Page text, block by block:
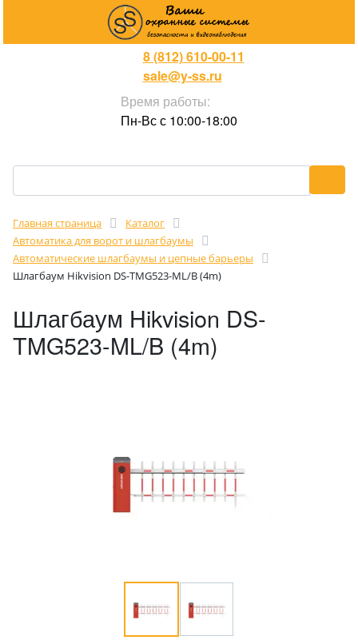
8 (812) 610-00-11
sale@y-ss.ru
Время работы:
Пн-Вс с 10:00-18:00
Главная страница
Каталог
Автоматика для ворот и шлагбаумы
Автоматические шлагбаумы и цепные барьеры
Шлагбаум Hikvision DS-TMG523-ML/B (4m)
Шлагбаум Hikvision DS-
TMG523-ML/B (4m)